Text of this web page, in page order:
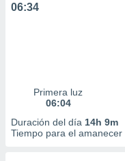
06:34
Primera luz
06:04
Duración del día 14h 9m
Tiempo para el amanecer